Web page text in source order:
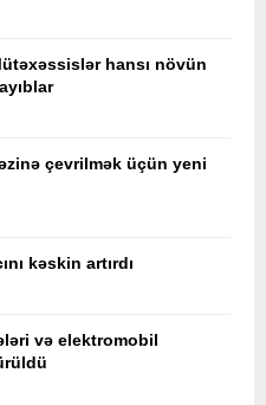
hansı növün
çevrilmək üçün yeni
kəskin artırdı
və elektromobil